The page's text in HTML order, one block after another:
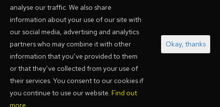
PARTNERSHIPS
analyse our traffic. We also share
information about your use of our site with
our social media, advertising and analytics
partners who may combine it with other
information that you’ve provided to them
or that they’ve collected from your use of
their services. You consent to our cookies if
you continue to use our website. Find out
more.
Okay, thanks